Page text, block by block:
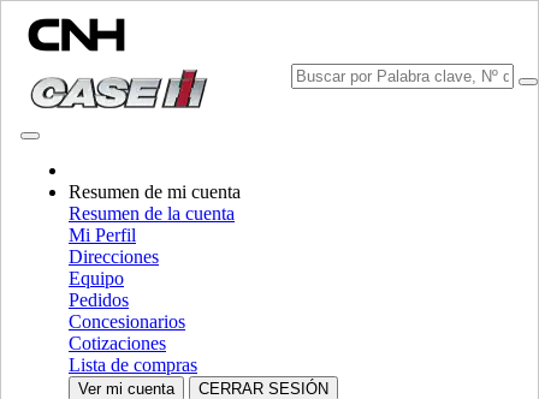
Resumen de mi cuenta
Resumen de la cuenta
Mi Perfil
Direcciones
Equipo
Pedidos
Concesionarios
Cotizaciones
Lista de compras
Ver mi cuenta CERRAR SESIÓN
CONSULTAR CATÁLOGOS
SELECCIONA TU PAÍS O IDIOMA